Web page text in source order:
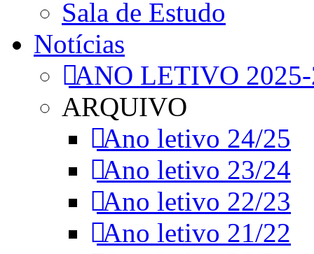
Sala de Estudo
Notícias
ANO LETIVO
ARQUIVO
Ano letivo 24/25
Ano letivo 23/24
Ano letivo 22/23
Ano letivo 21/22